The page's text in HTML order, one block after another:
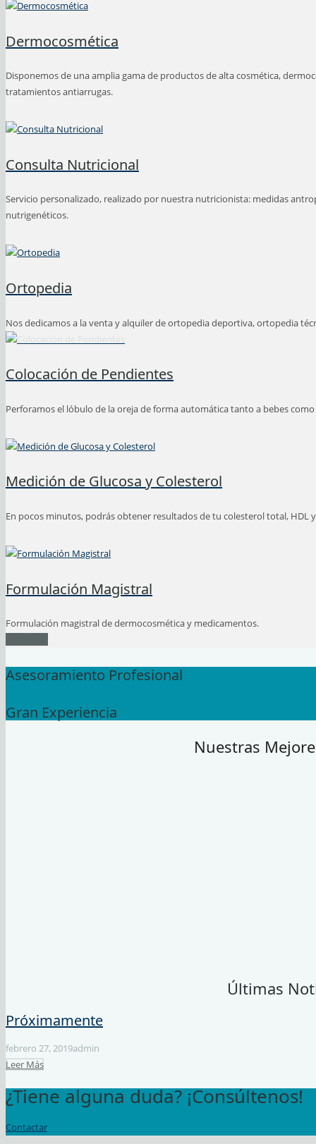
Dermocosmética
Disponemos de una amplia gama de productos de alta cosmética,
tratamientos antiarrugas.
Consulta Nutricional
Servicio personalizado, realizado por nuestra nutricionista: medidas
nutrigenéticos.
Ortopedia
Nos dedicamos a la venta y alquiler de ortopedia deportiva, ortopedia
Colocación de Pendientes
Perforamos el lóbulo de la oreja de forma automática tanto a bebes
Medición de Glucosa y Colesterol
En pocos minutos, podrás obtener resultados de tu colesterol total, HDL
Formulación Magistral
Formulación magistral de dermocosmética y medicamentos.
Asesoramiento Profesional
Gran Experiencia
Nuestras
Últimas
Próximamente
febrero 27, 2019admin
Leer Más
¿Tiene alguna duda? ¡Consúltenos!
Contactar